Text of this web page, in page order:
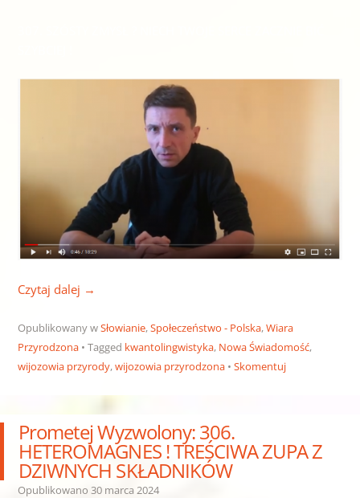
Czytaj dalej →
Opublikowany wSłowianie,Społeczeństwo - Polska,Wiara
Przyrodzona
Tagged kwantolingwistyka, Nowa Świadomość,
wijozowia przyrody,wijozowia przyrodzona Skomentuj
Prometej Wyzwolony: 306.
HETEROMAGNES ! TREŚCIWA ZUPA Z
DZIWNYCH SKŁADNIKÓW
Opublikowano 30 marca 2024